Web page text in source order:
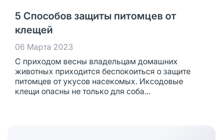
5 Способов защиты питомцев от
клещей
06 Марта 2023
С приходом весны владельцам домашних
животных приходится беспокоиться о защите
питомцев от укусов насекомых. Иксодовые
клещи опасны не только для соба...